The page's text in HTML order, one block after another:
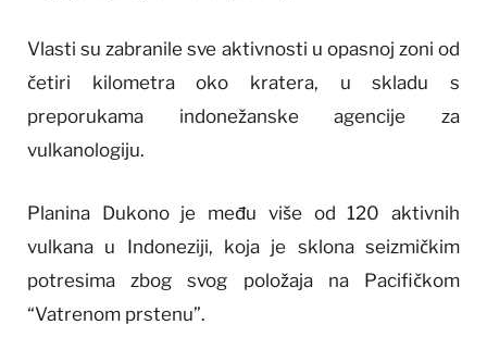
Vlasti su zabranile sve aktivnosti u opasnoj zoni od
četiri kilometra oko kratera, u skladu s
preporukama indonežanske agencije za
vulkanologiju.
Planina Dukono je među više od 120 aktivnih
vulkana u Indoneziji, koja je sklona seizmičkim
potresima zbog svog položaja na Pacifičkom
“Vatrenom prstenu”.